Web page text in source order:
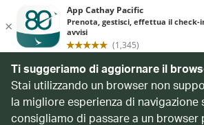
Ti suggeriamo di aggiornare il
Stai utilizzando un browser non
la migliore esperienza di
consigliamo di passare a un browser